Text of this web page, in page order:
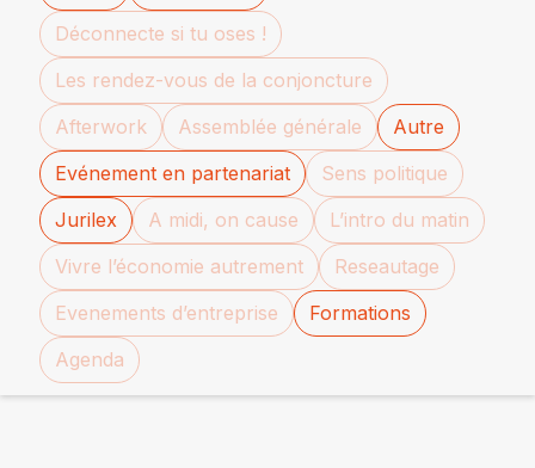
Déconnecte si tu oses !
Les rendez-vous de la conjoncture
Afterwork
Assemblée générale
Autre
Evénement en partenariat
Sens politique
Jurilex
A midi, on cause
L’intro du matin
Vivre l’économie autrement
Reseautage
Evenements d’entreprise
Formations
Agenda